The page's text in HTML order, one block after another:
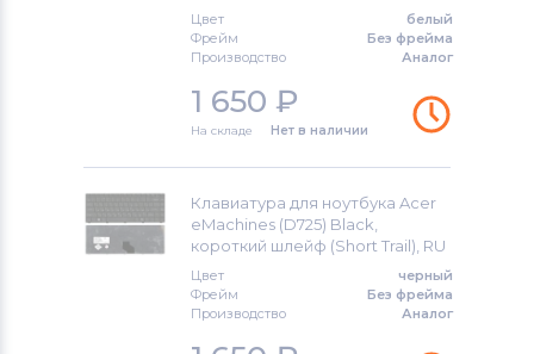
Цвет
белый
Фрейм
Без фрейма
Производство
Аналог
1 650 ₽
На складе Нет в наличии
Клавиатура для ноутбука Acer
eMachines (D725) Black,
короткий шлейф (Short Trail), RU
Цвет
черный
Фрейм
Без фрейма
Производство
Аналог